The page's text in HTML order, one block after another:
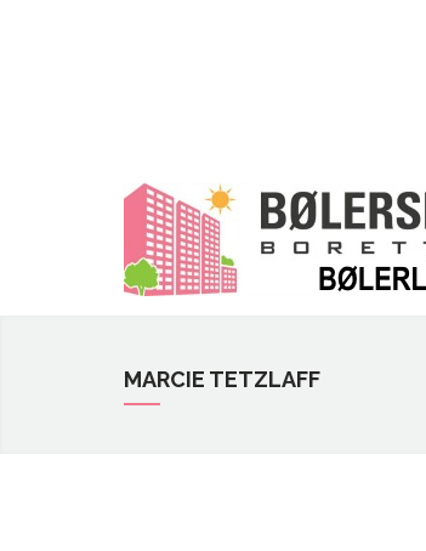
MARCIE TETZLAFF